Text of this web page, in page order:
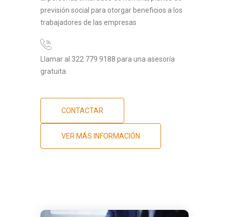
previsión social para otorgar beneficios a los
trabajadores de las empresas
Llamar al 322 779 9188 para una asesoría
gratuita
CONTACTAR
VER MÁS INFORMACIÓN